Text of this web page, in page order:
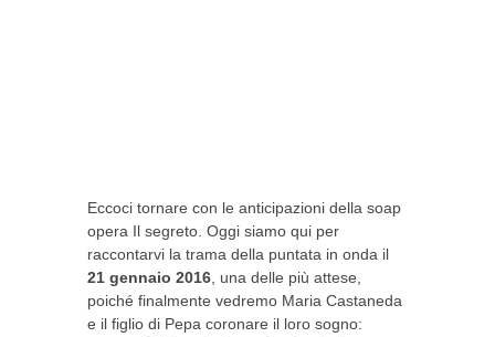
Eccoci tornare con le anticipazioni della soap
opera Il segreto. Oggi siamo qui per
raccontarvi la trama della puntata in onda il
21 gennaio 2016 , una delle più attese,
poiché finalmente vedremo Maria Castaneda
e il figlio di Pepa coronare il loro sogno: